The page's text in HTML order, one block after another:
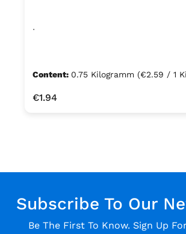
.
Content: 0.75 Kilogramm (€2.59 / 1
Regular price:
€1.94
Subscribe To Our
Be The First To Know. Sign Up